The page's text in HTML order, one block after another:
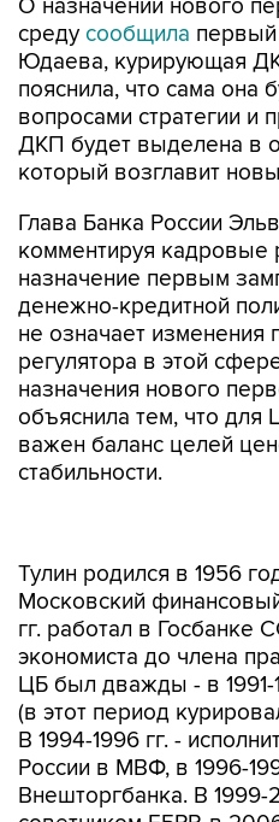
О назначении нового
среду сообщила
Юдаева, курирующая
пояснила, что сама она
вопросами стратегии и
ДКП будет выделена в
который возглавит
Глава Банка России
комментируя кадровые
назначение первым
денежно-кредитной
не означает изменения
регулятора в этой
назначения нового
объяснила тем, что для
важен баланс целей
стабильности.
гг. работал в Госбанке
экономиста до члена
ЦБ был дважды - в 1991-
(в этот период
В 1994-1996 гг. -
России в МВФ, в 1996-
Внешторгбанка. В
советником ЕБРР, в
Deloitte & Touche CIS,